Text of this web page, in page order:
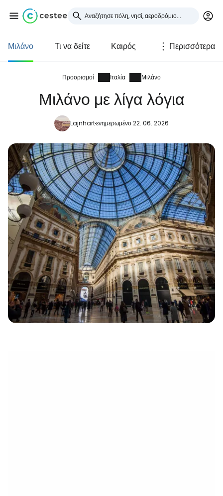
Μιλάνο Τι να δείτε Καιρός Περισσότερα
Προορισμοί Ιταλία Μιλάνο
Μιλάνο με λίγα λόγια
Lajnhartενημερωμένο 22. 06. 2026
Συνδεθείτε στο Cestee
... η παγκόσμια ταξιδιωτική κοινότητα
Συνεχίστε με την Google
Συνεχίστε με το Facebook
Συνεχίστε με email